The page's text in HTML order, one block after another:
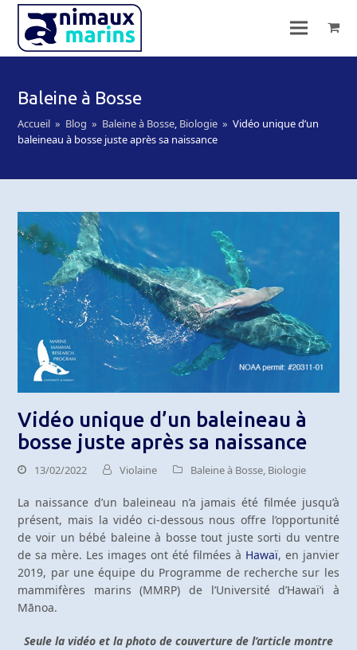
Baleine à Bosse
Accueil » Blog » Baleine à Bosse, Biologie » Vidéo unique d’un
baleineau à bosse juste après sa naissance
Vidéo unique d’un baleineau à
bosse juste après sa naissance
13/02/2022 Violaine Baleine à Bosse, Biologie
La naissance d’un baleineau n’a jamais été filmée jusqu’à
présent, mais la vidéo ci-dessous nous offre l’opportunité
de voir un bébé baleine à bosse tout juste sorti du ventre
de sa mère. Les images ont été filmées à Hawaï, en janvier
2019, par une équipe du Programme de recherche sur les
mammifères marins (MMRP) de l’Université d’Hawaïʻi à
Mānoa.
Seule la vidéo et la photo de couverture de l’article montre